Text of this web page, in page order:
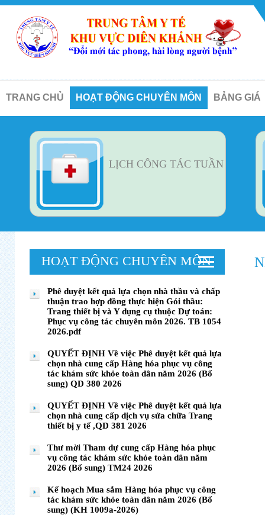
TRANG CHỦ HOẠT ĐỘNG CHUYÊN MÔN BẢNG GIÁ
LỊCH CÔNG TÁC TUẦN
HOẠT ĐỘNG CHUYÊN MÔN
Phê duyệt kết quả lựa chọn nhà thầu và chấp
thuận trao hợp đồng thực hiện Gói thầu:
Trang thiết bị và Y dụng cụ thuộc Dự toán:
Phục vụ công tác chuyên môn 2026. TB 1054
2026.pdf
QUYẾT ĐỊNH Về việc Phê duyệt kết quả lựa
chọn nhà cung cấp Hàng hóa phục vụ công
tác khám sức khỏe toàn dân năm 2026 (Bổ
sung) QD 380 2026
QUYẾT ĐỊNH Về việc Phê duyệt kết quả lựa
chọn nhà cung cấp dịch vụ sửa chữa Trang
thiết bị y tế ,QD 381 2026
Thư mời Tham dự cung cấp Hàng hóa phục
vụ công tác khám sức khỏe toàn dân năm
2026 (Bổ sung) TM24 2026
Kế hoạch Mua sắm Hàng hóa phục vụ công
tác khám sức khỏe toàn dân năm 2026 (Bổ
sung) (KH 1009a-2026)